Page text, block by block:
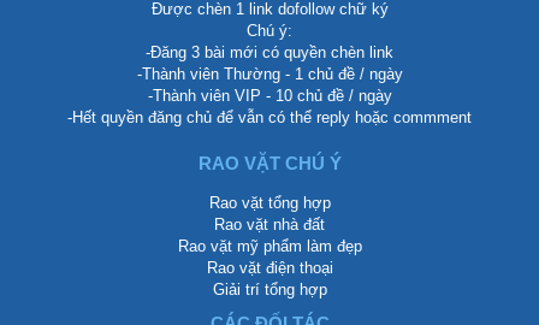
Được chèn 1 link dofollow chữ ký
Chú ý:
-Đăng 3 bài mới có quyền chèn link
-Thành viên Thường - 1 chủ đề / ngày
-Thành viên VIP - 10 chủ đề / ngày
-Hết quyền đăng chủ để vẫn có thể reply hoặc commment
RAO VẶT CHÚ Ý
Rao vặt tổng hợp
Rao vặt nhà đất
Rao vặt mỹ phẩm làm đẹp
Rao vặt điện thoại
Giải trí tổng hợp